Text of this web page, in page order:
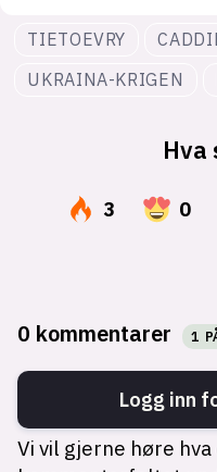
TIETOEVRY
UKRAINA-KRIGEN